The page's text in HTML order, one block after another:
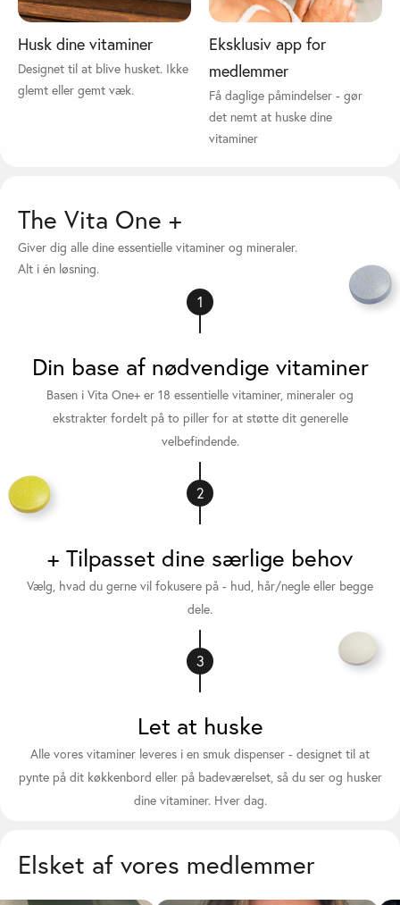
Husk dine vitaminer
Designet til at blive husket. Ikke
glemt eller gemt væk.
Eksklusiv app for
medlemmer
Få daglige påmindelser - gør
det nemt at huske dine
vitaminer
The Vita One +
Giver dig alle dine essentielle vitaminer og mineraler.
Alt i én løsning.
1
Din base af nødvendige vitaminer
Basen i Vita One+ er 18 essentielle vitaminer, mineraler og
ekstrakter fordelt på to piller for at støtte dit generelle
velbefindende.
2
+ Tilpasset dine særlige behov
Vælg, hvad du gerne vil fokusere på - hud, hår/negle eller begge
dele.
3
Let at huske
Alle vores vitaminer leveres i en smuk dispenser - designet til at
pynte på dit køkkenbord eller på badeværelset, så du ser og husker
dine vitaminer. Hver dag.
Elsket af vores medlemmer